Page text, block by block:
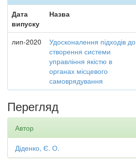
Дата
випуску
Назва
лип-2020
Удосконалення підходів до
створення системи
управління якістю в
органах місцевого
самоврядування
Перегляд
Автор
Діденко, Є. О.